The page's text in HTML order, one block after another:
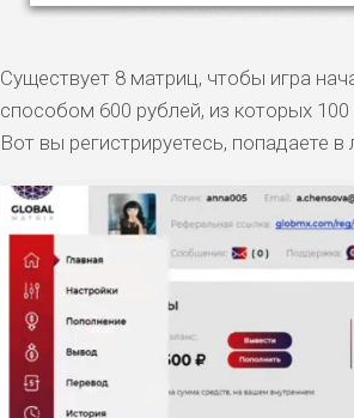
НАЗВАНИЕ КОМУ ПОДОЙДЕТ
Существует 8 матриц, чтобы игра
способом 600 рублей, из которых
Вот вы регистрируетесь, попадаете